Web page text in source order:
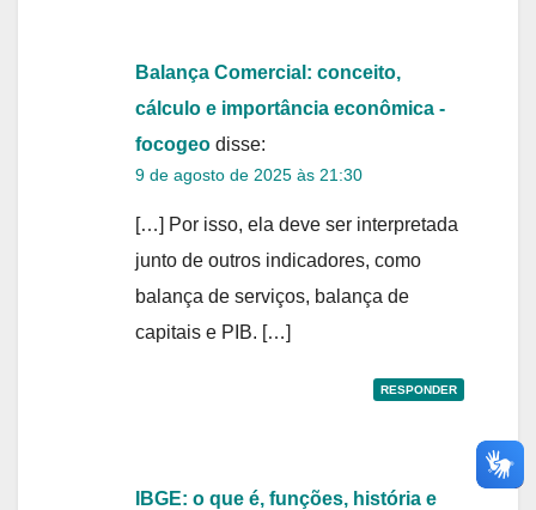
Balança Comercial: conceito,
cálculo e importância econômica -
focogeo disse:
9 de agosto de 2025 às 21:30
[…] Por isso, ela deve ser interpretada
junto de outros indicadores, como
balança de serviços, balança de
capitais e PIB. […]
RESPONDER
IBGE: o que é, funções, história e